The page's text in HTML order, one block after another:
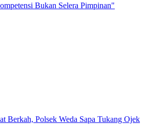
Bukan Selera Pimpinan"
Berkah, Polsek Weda Sapa Tukang Ojek